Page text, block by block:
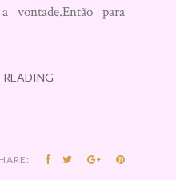
vontade.Então para